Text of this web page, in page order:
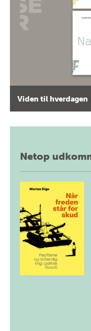
Viden til hverdagen
Netop